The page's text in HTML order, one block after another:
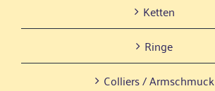
Ket­ten
Rin­ge
Col­liers / Armschmuck